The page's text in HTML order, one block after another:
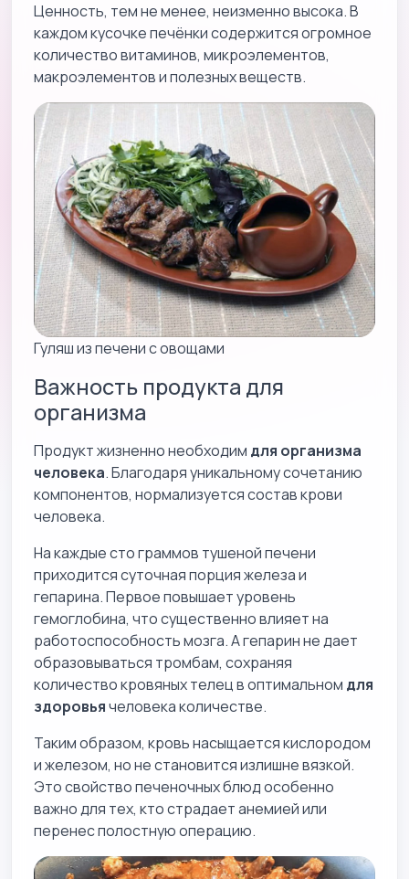
Ценность, тем не менее, неизменно высока. В
каждом кусочке печёнки содержится огромное
количество витаминов, микроэлементов,
макроэлементов и полезных веществ.
Гуляш из печени с овощами
Важность продукта для
организма
Продукт жизненно необходим для организма
человека. Благодаря уникальному сочетанию
компонентов, нормализуется состав крови
человека.
На каждые сто граммов тушеной печени
приходится суточная порция железа и
гепарина. Первое повышает уровень
гемоглобина, что существенно влияет на
работоспособность мозга. А гепарин не дает
образовываться тромбам, сохраняя
количество кровяных телец в оптимальном для
здоровьячеловека количестве.
Таким образом, кровь насыщается кислородом
и железом, но не становится излишне вязкой.
Это свойство печеночных блюд особенно
важно для тех, кто страдает анемией или
перенес полостную операцию.